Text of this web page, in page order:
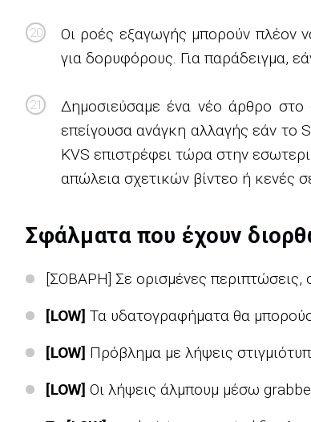
Οι ροές εξαγωγής μπορούν πλέον
για δορυφόρους. Για παράδειγμα,
Δημοσιεύσαμε ένα νέο άρθρο
επείγουσα ανάγκη αλλαγής εάν το
KVS επιστρέφει τώρα στην
απώλεια σχετικών βίντεο ή κενές
Σφάλματα που έχουν
[ΣΟΒΑΡΗ] Σε ορισμένες περιπτώσεις,
[LOW] Τα υδατογραφήματα θα
[LOW] Πρόβλημα με λήψεις
[LOW] Οι λήψεις άλμπουμ μέσω